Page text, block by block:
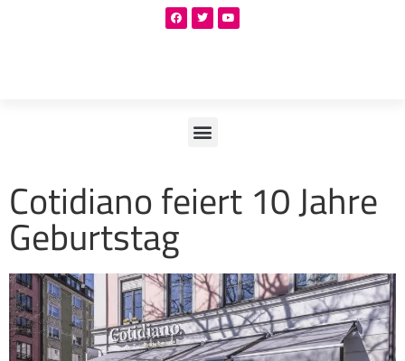
Cotidiano feiert 10 Jahre
Geburtstag